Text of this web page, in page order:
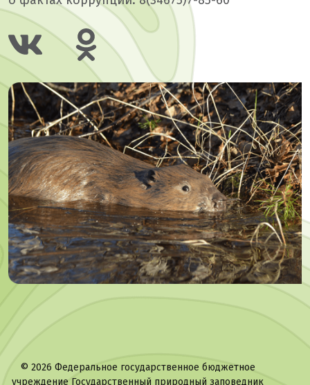
© 2026 Федеральное государственное бюджетное
учреждение Государственный природный заповедник